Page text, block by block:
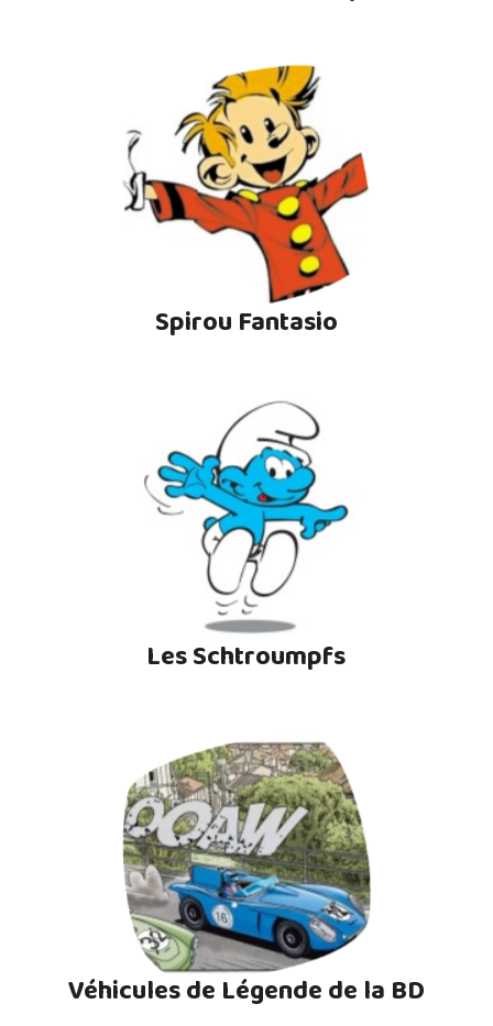
Spirou Fantasio
Les Schtroumpfs
Véhicules de Légende de la BD